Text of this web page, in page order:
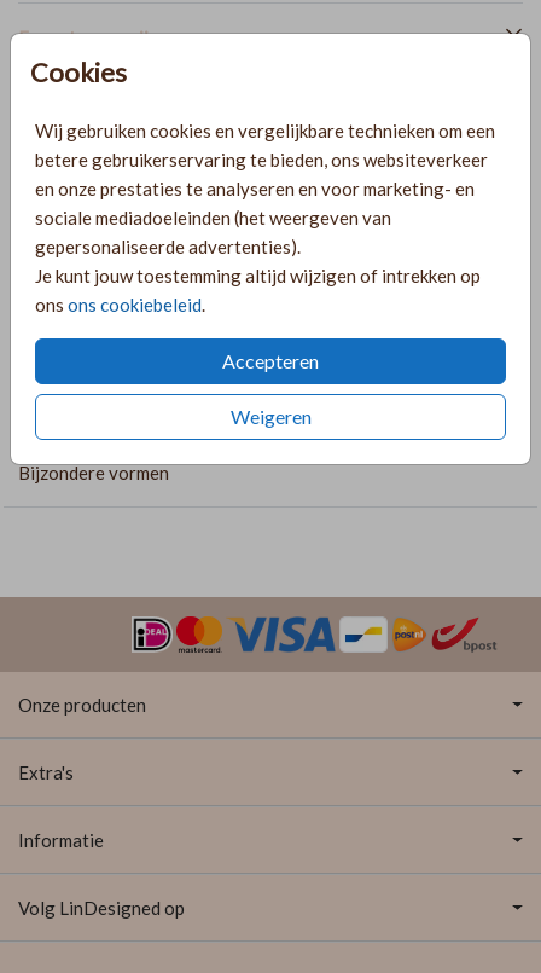
Cookies
Wij gebruiken cookies en vergelijkbare technieken om een
betere gebruikerservaring te bieden, ons websiteverkeer
en onze prestaties te analyseren en voor marketing- en
sociale mediadoeleinden (het weergeven van
gepersonaliseerde advertenties).
Je kunt jouw toestemming altijd wijzigen of intrekken op
ons ons cookiebeleid
Accepteren
Weigeren
Formaten en prijzen
PRODUCTINFORMATIE
OMSCHRIJVING
Geboortekaartje voor een jongetje met een look-a-like
scheprand en een beige achtergrond. Let op: De kaart
wordt geleverd zonder het lint. Je kunt het lint: suede koord
cognac zoals op de foto bijbestellen via de volgende link:
https://lindesigned.nl/touwtjes
COLLECTIE
Bijzondere vormen
Onze producten
Extra's
Informatie
Volg LinDesigned op